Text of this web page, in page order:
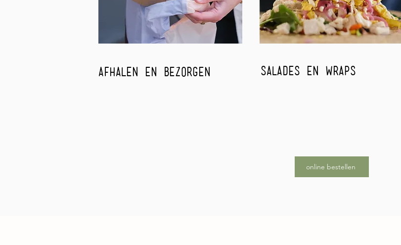
afhalen en bezorgen salades en wraps
online bestellen